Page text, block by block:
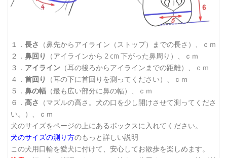
１． 長さ
（鼻先からアイライン（ストップ）までの長さ）、ｃｍ
２． 鼻回り
（アイラインから 2 cm 下がった鼻周り）、ｃｍ
３． アイライン （耳の後ろからアイラインまでの距離）、ｃｍ
４． 首回り
（耳の下に首回りを測ってください）、ｃｍ
５． 鼻の幅 （最も広い部分に鼻の幅）、ｃｍ
６． 高さ
（マズルの高さ。犬の口を少し開けさせて測ってくださ
い。）、ｃｍ
犬のサイズをページの上にあるボックスに入れてください。
犬のサイズの測り方のもっと詳しい説明
この犬用口輪を愛犬に付けて、安心してお散歩を楽しめます。